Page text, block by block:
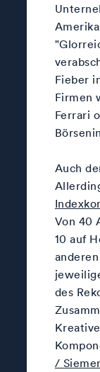
Fieber
Firmen
Ferrari
Auch
Von 40
10 auf
des
/